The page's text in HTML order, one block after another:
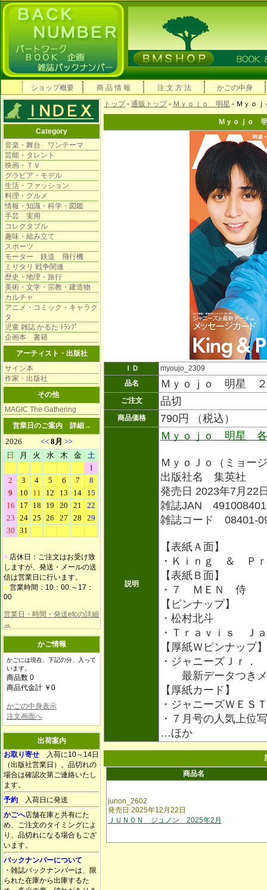
ショップ概要 商 品 情 報 注 文 方 法 かごの中身
Category
音楽・舞台 ワンテーマ
芸能・タレント
映画・ＴＶ
グラビア・モデル
生活・ファッション
料理・グルメ
情報・知識・科学・図鑑
手芸 実用
コレクタブル
趣味・組み立て
スポーツ
モーター 鉄道 飛行機
ミリタリ 戦争関連
歴史・地理・旅行
美術・文学・宗教・建造物
カルチャ
アニメ・コミック・キャラク
タ
児童 雑誌 かるた ﾄﾗﾝﾌﾟ
企画本 書籍
アーティスト・出版社
サイン本
作家・出版社
その他
MAGIC The Gathering
営業日のご案内 詳細→
■ 店休日：ご注文はお受け致
しますが、発送・メールの送
信は営業日に行います。
■ 営業時間：10：00.～17：
00
営業日・時間・発送etcの詳細
→
かご情報
かごには現在、下記の分、入って
います。
商品数 0
商品代金計 ￥0
かごの中身表示
注文画面へ
出荷案内
お取り寄せ 入荷に10～14日
（出版社営業日）。品切れの
場合は確認次第ご連絡いたし
ます。
予約 入荷日に発送
かごへ店舗在庫と共有にた
め、ご注文のタイミングによ
り、品切れになる場合もござ
います。
バックナンバーについて
・雑誌バックナンバーは、限
られた在庫から出庫するた
トップ- 通販トップ- Ｍｙｏｊｏ 明星 - Ｍｙｏ
Ｍｙｏｊｏ
ＩＤ
myoujo_2309
品名
Ｍｙｏｊｏ 明星 ２
ご注文 品切
商品価格 790円 （税込）
説明
Ｍｙｏｊｏ 明星 各
ＭｙｏＪｏ（ミョー
出版社名 集英社
発売日 2023年7月22
雑誌JAN
雑誌コード 08401-
【表紙Ａ面】
・Ｋｉｎｇ ＆ Ｐｒ
【表紙Ｂ面】
・７ ＭＥＮ 侍
【ピンナップ】
・松村北斗
・Ｔｒａｖｉｓ Ｊ
【厚紙Ｗピンナップ】
・ジャニーズＪｒ．
最新データつきメ
【厚紙カード】
・ジャニーズＷＥＳＴ
・７月号の人気上位
…ほか
商品名
junon_2602
発売日 2025年12月22日
ＪＵＮＯＮ ジュノン 2025年2月